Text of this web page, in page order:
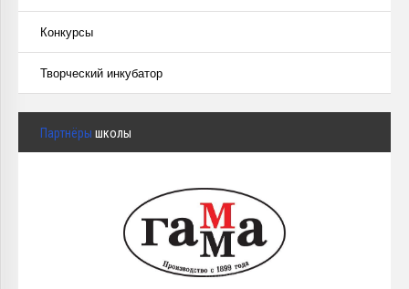
Конкурсы
Творческий инкубатор
Партнёры школы